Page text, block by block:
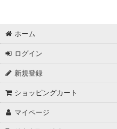
ホーム
ログイン
新規登録
ショッピングカート
マイページ